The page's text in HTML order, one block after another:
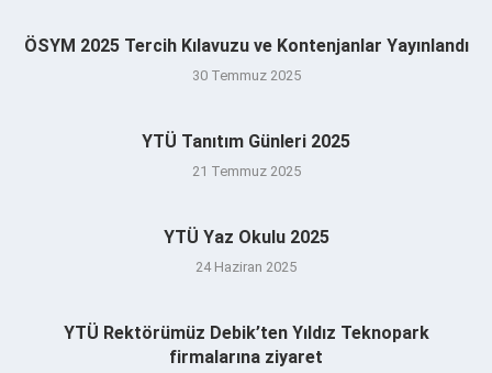
ÖSYM 2025 Tercih Kılavuzu ve Kontenjanlar Yayınlandı
30 Temmuz 2025
YTÜ Tanıtım Günleri 2025
21 Temmuz 2025
YTÜ Yaz Okulu 2025
24 Haziran 2025
YTÜ Rektörümüz Debik’ten Yıldız Teknopark
firmalarına ziyaret